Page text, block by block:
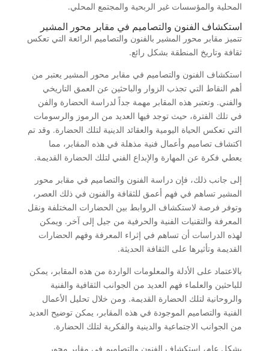
المحلية والمؤسسات غير الربحية والمجتمع المحلي.
استكشاف الفنون والتصاميم في مقابر محور المشير
تتميز مقابر محور المشير بالفنون والتصاميم الرائعة التي تعكس
ثقافة وتاريخ المنطقة بشكل رائع.
استكشاف الفنون والتصاميم في مقابر محور المشير يعتبر من
أهم النقاط التي تجذب الزوار والباحثين عن العمق التاريخي
والفني. وتعتبر هذه المقابر مهمة جداً لدراسة الحضارة والفن
في تلك الفترة، حيث توجد فيها العديد من الرموز والرسومات
التي تعكس الحياة اليومية والعقائد الدينية لتلك الحضارة. وقد تم
اكتشاف تصاميم وأعمال فنية مذهلة في هذه المقابر، مما
يعطي فكرة عن المهارة والإبداع الفني لتلك الحضارة القديمة.
إلى جانب ذلك، فإن دراسة الفنون والتصاميم في مقابر محور
المشير تساهم في فهم أعمق للثقافة والفنون في ذلك العصر،
وتوفر فرصة لاستكشاف الروابط بين الحضارات المختلفة ونقل
المعرفة والتقنيات الفنية والحرفية من جيل إلى آخر. ويمكن
لهذه الدراسات أن تساهم في إثراء المعرفة وفهم الحضارات
القديمة وتأثيرها على الثقافة الحديثة.
بالاعتماد على الأدلة والمعلومات الواردة من هذه المقابر، يمكن
للباحثين والعلماء فهم العديد من الجوانب الثقافية والفنية
والروحانية لتلك الحضارة القديمة. ومن خلال تحليل الأعمال
الفنية والتصاميم الموجودة في هذه المقابر، يمكن توضيح العديد
من الجوانب الاجتماعية والدينية والفكرية لتلك الحضارة.
بشكل عام، استكشاف الفنون والتصاميم في مقابر محور